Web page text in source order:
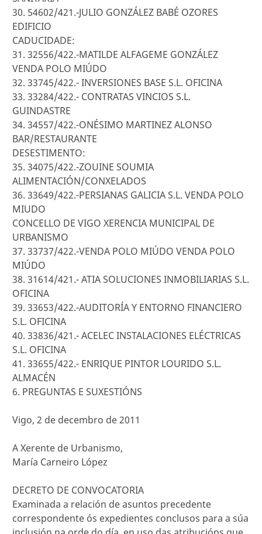
30. 54602/421.-JULIO GONZÁLEZ BABÉ OZORES
EDIFICIO
CADUCIDADE:
31. 32556/422.-MATILDE ALFAGEME GONZÁLEZ
VENDA POLO MIÚDO
32. 33745/422.- INVERSIONES BASE S.L. OFICINA
33. 33284/422.- CONTRATAS VINCIOS S.L.
GUINDASTRE
34. 34557/422.-ONÉSIMO MARTINEZ ALONSO
BAR/RESTAURANTE
DESESTIMENTO:
35. 34075/422.-ZOUINE SOUMIA
ALIMENTACIÓN/CONXELADOS
36. 33649/422.-PERSIANAS GALICIA S.L. VENDA POLO
MIUDO
CONCELLO DE VIGO XERENCIA MUNICIPAL DE
URBANISMO
37. 33737/422.-VENDA POLO MIÚDO VENDA POLO
MIÚDO
38. 31614/421.- ATIA SOLUCIONES INMOBILIARIAS S.L.
OFICINA
39. 33653/422.-AUDITORÍA Y ENTORNO FINANCIERO
S.L. OFICINA
40. 33836/421.- ACELEC INSTALACIONES ELÉCTRICAS
S.L. OFICINA
41. 33655/422.- ENRIQUE PINTOR LOURIDO S.L.
ALMACÉN
6. PREGUNTAS E SUXESTIÓNS
Vigo, 2 de decembro de 2011
A Xerente de Urbanismo,
María Carneiro López
DECRETO DE CONVOCATORIA
Examinada a relación de asuntos precedente
correspondente ós expedientes conclusos para a súa